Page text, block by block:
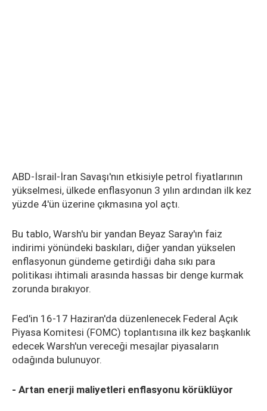
ABD-İsrail-İran Savaşı'nın etkisiyle petrol fiyatlarının
yükselmesi, ülkede enflasyonun 3 yılın ardından ilk kez
yüzde 4'ün üzerine çıkmasına yol açtı.
Bu tablo, Warsh'u bir yandan Beyaz Saray'ın faiz
indirimi yönündeki baskıları, diğer yandan yükselen
enflasyonun gündeme getirdiği daha sıkı para
politikası ihtimali arasında hassas bir denge kurmak
zorunda bırakıyor.
Fed'in 16-17 Haziran'da düzenlenecek Federal Açık
Piyasa Komitesi (FOMC) toplantısına ilk kez başkanlık
edecek Warsh'un vereceği mesajlar piyasaların
odağında bulunuyor.
- Artan enerji maliyetleri enflasyonu körüklüyor